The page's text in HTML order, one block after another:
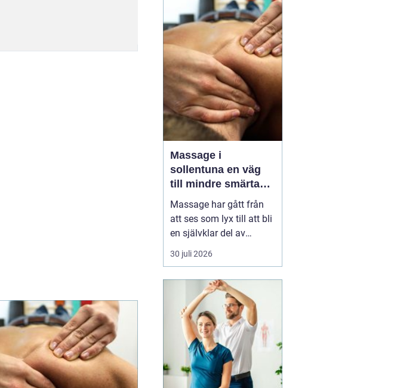
sjukdomar, psykisk
ohälsa och
rehabilitering. I en
växande kommun som
Svedala blir valet av
vårdcentral extr...
Massage i
sollentuna en väg
till mindre smärta
och mer ork i
vardagen
Massage har gått från
att ses som lyx till att bli
en självklar del av
många människors
hälsa och vardag. Allt
norr om Stockholm
sökerprofessionell
massage Sollentuna för
30 juli 2026